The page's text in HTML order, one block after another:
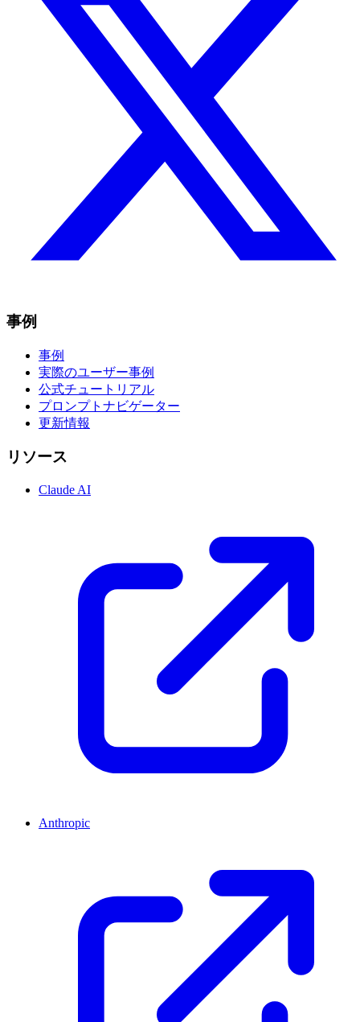
事例
事例
実際のユーザー事例
公式チュートリアル
プロンプトナビゲーター
更新情報
リソース
Claude AI
Anthropic